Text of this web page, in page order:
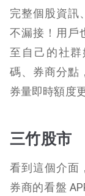
完整個股資訊
不漏接！用戶
至自己的社
碼、券商分點
券量即時額度
三竹股市
看到這個介面
券商的看盤